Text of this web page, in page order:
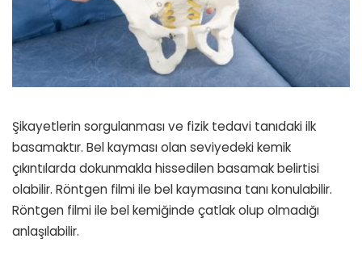
Şikayetlerin sorgulanması ve fizik tedavi tanıdaki ilk
basamaktır. Bel kayması olan seviyedeki kemik
çıkıntılarda dokunmakla hissedilen basamak belirtisi
olabilir. Röntgen filmi ile bel kaymasına tanı konulabilir.
Röntgen filmi ile bel kemiğinde çatlak olup olmadığı
anlaşılabilir.